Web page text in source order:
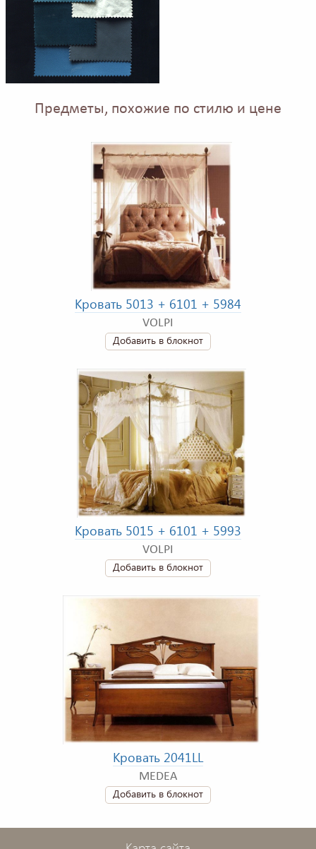
Предметы, похожие по стилю и цене
Кровать 5013 + 6101 + 5984
VOLPI
Добавить в блокнот
Кровать 5015 + 6101 + 5993
VOLPI
Добавить в блокнот
Кровать 2041LL
MEDEA
Добавить в блокнот